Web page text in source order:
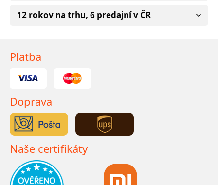
12 rokov na trhu, 6 predajní v ČR
Platba
Doprava
Naše certifikáty